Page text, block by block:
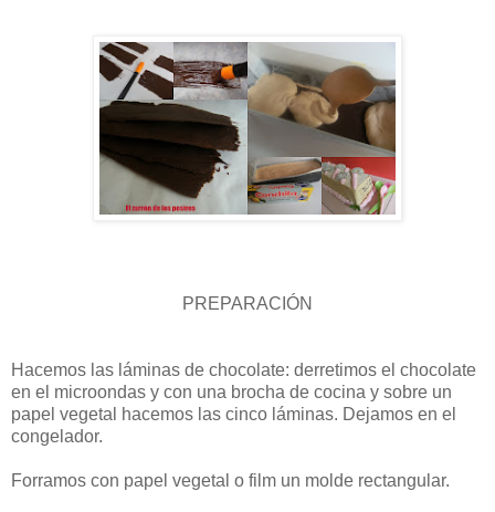
PREPARACIÓN
Hacemos las láminas de chocolate: derretimos el chocolate
en el microondas y con una brocha de cocina y sobre un
papel vegetal hacemos las cinco láminas. Dejamos en el
congelador.
Forramos con papel vegetal o film un molde rectangular.